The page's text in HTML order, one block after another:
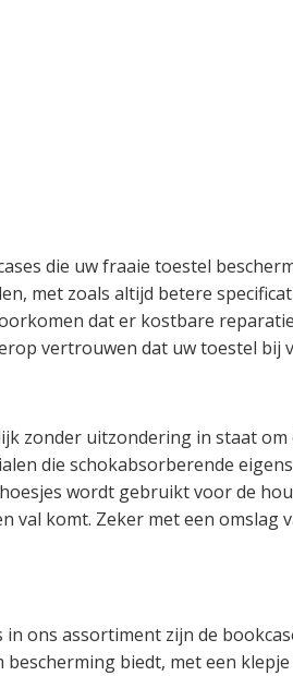
die uw fraaie toestel
met zoals altijd betere
dat er kostbare
vertrouwen dat uw toestel
zonder uitzondering in staat
die schokabsorberende
wordt gebruikt voor de
val komt. Zeker met een
ons assortiment zijn de
biedt, met een